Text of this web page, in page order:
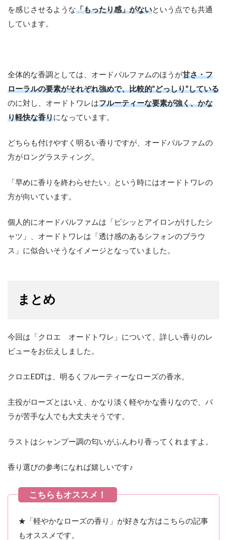
を感じさせるような「もったり感」がないという点でも共通
しています。
全体的な香調としては、オードパルファムのほうが甘さ・フ
ローラルの要素がそれぞれ強めで、比較的”どっしり”している
のに対し、オードトワレはフルーティーな要素が強く、かな
り軽快な香りになっています。
どちらも付けやすく明るい香りですが、オードパルファムの
方がロングラスティング。
「早めに香りを終わらせたい」という時にはオードトワレの
方が向いています。
個人的にオードパルファムは「ピシッとアイロンがけしたシ
ャツ」、オードトワレは「透け感のあるシフォンのブラウ
ス」に似合いそうなイメージとなっていました。
まとめ
今回は「クロエ オードトワレ」について、詳しい香りのレ
ビューをお伝えしました。
クロエEDTは、明るくフルーティーなローズの香水。
主役がローズとはいえ、かなり淡く軽やかな香りなので、バ
ラが苦手な人でも大丈夫そうです。
ラストはシャンプー調の匂いがふんわり香ってくれますよ。
香り選びの参考になれば嬉しいです♪
★「軽やかなローズの香り」が好きな方はこちらの記事
もオススメです。